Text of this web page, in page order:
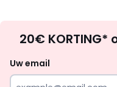
20€
Uw email